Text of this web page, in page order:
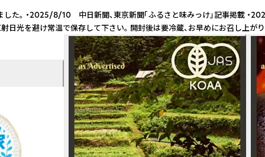
。 ・2025/8/10 中日新聞、東京新聞「ふるさと味みっけ」記
で保存して下さい。 開封後は要冷蔵、お早めにお召し上がり下さ